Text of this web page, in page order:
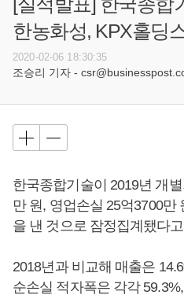
한농화성, KPX홀딩
2020-02-06 18:30:35
조승리 기자 -
한국종합기술이 2019년 개
만 원, 영업손실 25억3700만
을 낸 것으로 잠정집계됐다
2018년과 비교해 매출은
순손실 적자폭은 각각